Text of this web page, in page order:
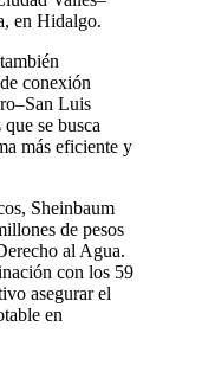
en Hidalgo.
conexión
Luis
se busca
más eficiente y
Sheinbaum
de pesos
al Agua.
con los 59
asegurar el
en